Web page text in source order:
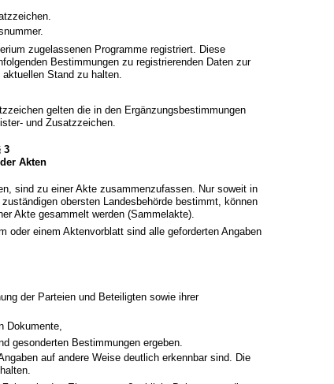
zugelassenen Programme registriert. Diese
Bestimmungen zu registrierenden Daten zur
Stand zu halten.
gelten die in den Ergänzungsbestimmungen
und Zusatzzeichen.
3
Akten
sind zu einer Akte zusammenzufassen. Nur soweit in
obersten Landesbehörde bestimmt, können
Akte gesammelt werden (Sammelakte).
oder einem Aktenvorblatt sind alle geforderten Angaben
der Parteien und Beteiligten sowie ihrer
Dokumente,
gesonderten Bestimmungen ergeben.
auf andere Weise deutlich erkennbar sind. Die